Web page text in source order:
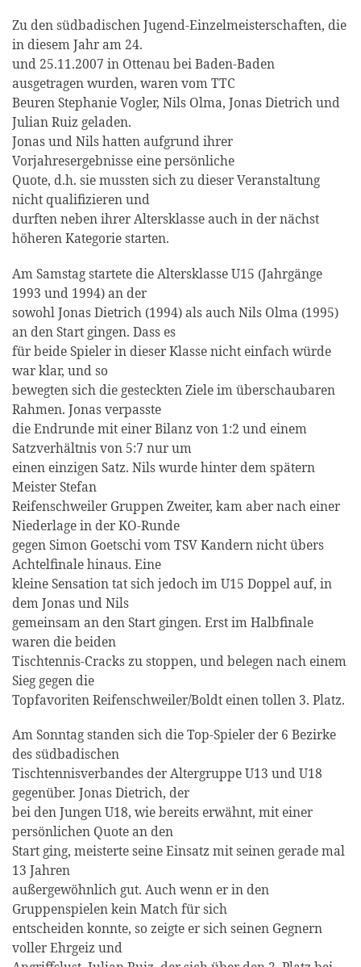
Zu den südbadischen Jugend-Einzelmeisterschaften, die
in diesem Jahr am 24.
und 25.11.2007 in Ottenau bei Baden-Baden
ausgetragen wurden, waren vom TTC
Beuren Stephanie Vogler, Nils Olma, Jonas Dietrich und
Julian Ruiz geladen.
Jonas und Nils hatten aufgrund ihrer
Vorjahresergebnisse eine persönliche
Quote, d.h. sie mussten sich zu dieser Veranstaltung
nicht qualifizieren und
durften neben ihrer Altersklasse auch in der nächst
höheren Kategorie starten.
Am Samstag startete die Altersklasse U15 (Jahrgänge
1993 und 1994) an der
sowohl Jonas Dietrich (1994) als auch Nils Olma (1995)
an den Start gingen. Dass es
für beide Spieler in dieser Klasse nicht einfach würde
war klar, und so
bewegten sich die gesteckten Ziele im überschaubaren
Rahmen. Jonas verpasste
die Endrunde mit einer Bilanz von 1:2 und einem
Satzverhältnis von 5:7 nur um
einen einzigen Satz. Nils wurde hinter dem spätern
Meister Stefan
Reifenschweiler Gruppen Zweiter, kam aber nach einer
Niederlage in der KO-Runde
gegen Simon Goetschi vom TSV Kandern nicht übers
Achtelfinale hinaus. Eine
kleine Sensation tat sich jedoch im U15 Doppel auf, in
dem Jonas und Nils
gemeinsam an den Start gingen. Erst im Halbfinale
waren die beiden
Tischtennis-Cracks zu stoppen, und belegen nach einem
Sieg gegen die
Topfavoriten Reifenschweiler/Boldt einen tollen 3. Platz.
Am Sonntag standen sich die Top-Spieler der 6 Bezirke
des südbadischen
Tischtennisverbandes der Altergruppe U13 und U18
gegenüber. Jonas Dietrich, der
bei den Jungen U18, wie bereits erwähnt, mit einer
persönlichen Quote an den
Start ging, meisterte seine Einsatz mit seinen gerade mal
13 Jahren
außergewöhnlich gut. Auch wenn er in den
Gruppenspielen kein Match für sich
entscheiden konnte, so zeigte er sich seinen Gegnern
voller Ehrgeiz und